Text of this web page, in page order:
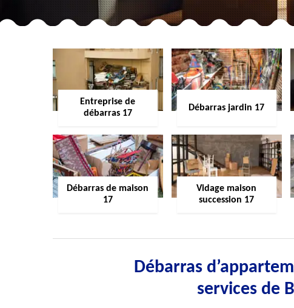
Entreprise de
débarras 17
Débarras jardin 17
Débarras de maison
17
Vidage maison
succession 17
Débarras
services de